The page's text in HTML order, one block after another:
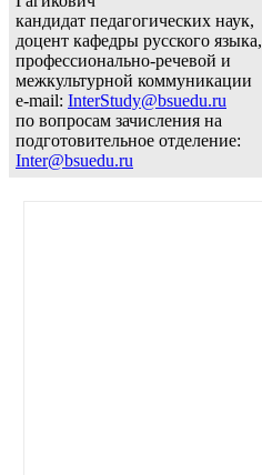
кандидат педагогических наук,
доцент кафедры русского языка,
профессионально-речевой и
межкультурной коммуникации
e-mail: InterStudy@bsuedu.ru
по вопросам зачисления на
подготовительное отделение:
Inter@bsuedu.ru